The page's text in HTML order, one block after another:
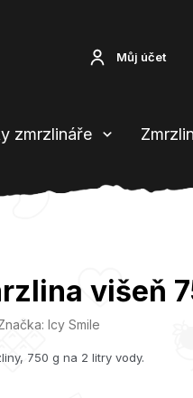
Můj účet
zmrzlináře
višeň
Icy Smile
750 g na 2 litry vody.